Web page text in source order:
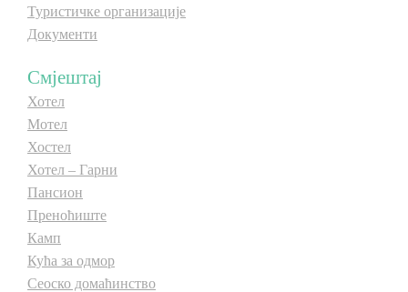
Туристичке организације
Документи
Смјештај
Хотел
Мотел
Хостел
Хотел – Гарни
Пансион
Преноћиште
Камп
Кућа за одмор
Сеоско домаћинство